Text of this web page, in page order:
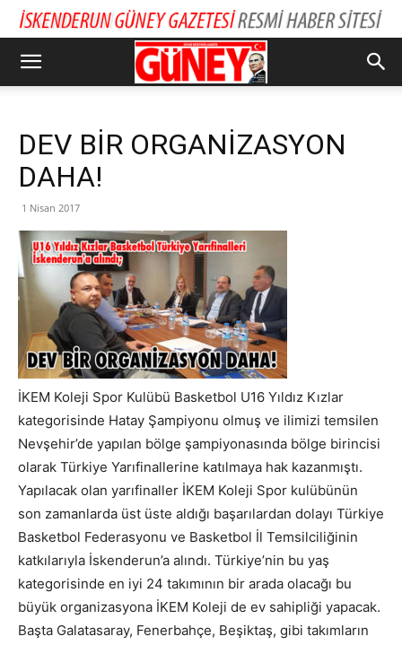
DEV BİR ORGANİZASYON
DAHA!
1 Nisan 2017
İKEM Koleji Spor Kulübü Basketbol U16 Yıldız Kızlar
kategorisinde Hatay Şampiyonu olmuş ve ilimizi temsilen
Nevşehir’de yapılan bölge şampiyonasında bölge birincisi
olarak Türkiye Yarıfinallerine katılmaya hak kazanmıştı.
Yapılacak olan yarıfinaller İKEM Koleji Spor kulübünün
son zamanlarda üst üste aldığı başarılardan dolayı Türkiye
Basketbol Federasyonu ve Basketbol İl Temsilciliğinin
katkılarıyla İskenderun’a alındı. Türkiye’nin bu yaş
kategorisinde en iyi 24 takımının bir arada olacağı bu
büyük organizasyona İKEM Koleji de ev sahipliği yapacak.
Başta Galatasaray, Fenerbahçe, Beşiktaş, gibi takımların